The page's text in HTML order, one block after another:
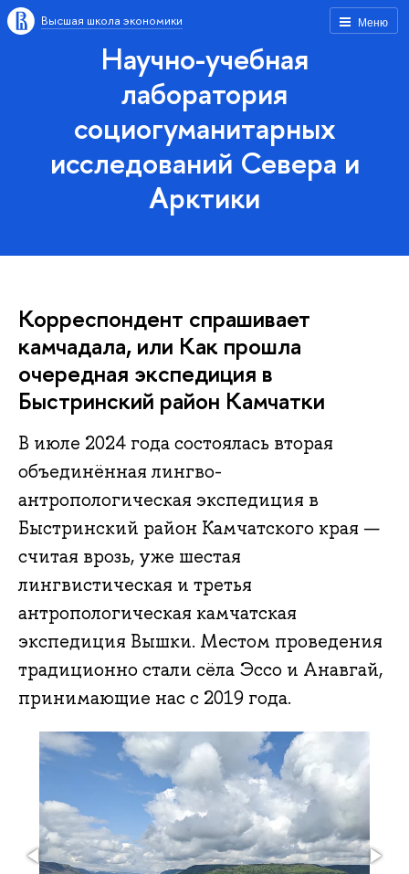
Меню
Высшая школа экономики
Научно-учебная
лаборатория
социогуманитарных
исследований Севера и
Арктики
Корреспондент спрашивает
камчадала, или Как прошла
очередная экспедиция в
Быстринский район Камчатки
В июле 2024 года состоялась вторая
объединённая лингво-
антропологическая экспедиция в
Быстринский район Камчатского края —
считая врозь, уже шестая
лингвистическая и третья
антропологическая камчатская
экспедиция Вышки. Местом проведения
традиционно стали сёла Эссо и Анавгай,
принимающие нас с 2019 года.